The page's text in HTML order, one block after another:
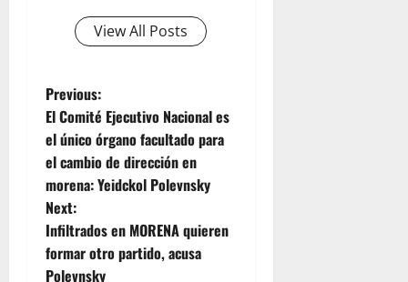
View All Posts
P
o
s
t
n
Previous:
El Comité Ejecutivo Nacional es
el único órgano facultado para
el cambio de dirección en
morena: Yeidckol Polevnsky
Next:
Infiltrados en MORENA quieren
formar otro partido, acusa
Polevnsky